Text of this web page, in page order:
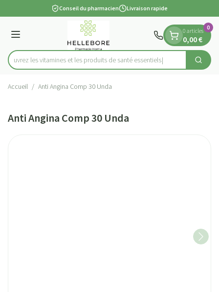
1 de 1 Conseil du pharmacien Livraison rapide
Menu
Rechercherles vitamines et les produits de santé essentiels
0 articles
0,00 €
0
Accueil / Anti Angina Comp 30 Unda
Anti Angina Comp 30 Unda